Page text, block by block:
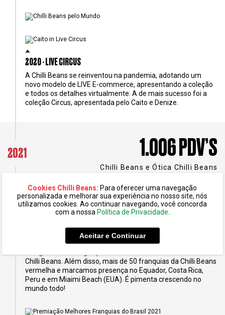
Cookies Chilli Beans: Para oferecer uma navegação
personalizada e melhorar sua experiência no nosso site, nós
utilizamos cookies. Ao continuar navegando, você concorda
com a nossa Política de Privacidade.
Aceitar e Continuar
2020 - LIVE CIRCUS
A Chilli Beans se reinventou na pandemia, adotando um
novo modelo de LIVE E-commerce, apresentando a coleção
e todos os detalhes virtualmente. A de mais sucesso foi a
coleção Circus, apresentada pelo Caito e Denize.
2021 1.006 PDV’S
Chilli Beans e Ótica Chilli Beans
2021
EXPANSÃO DE FRANQUIA
Chilli Beans. Além disso, mais de 50 franquias da Chilli Beans
vermelha e marcamos presença no Equador, Costa Rica,
Peru e em Miaimi Beach (EUA). É pimenta crescendo no
mundo todo!